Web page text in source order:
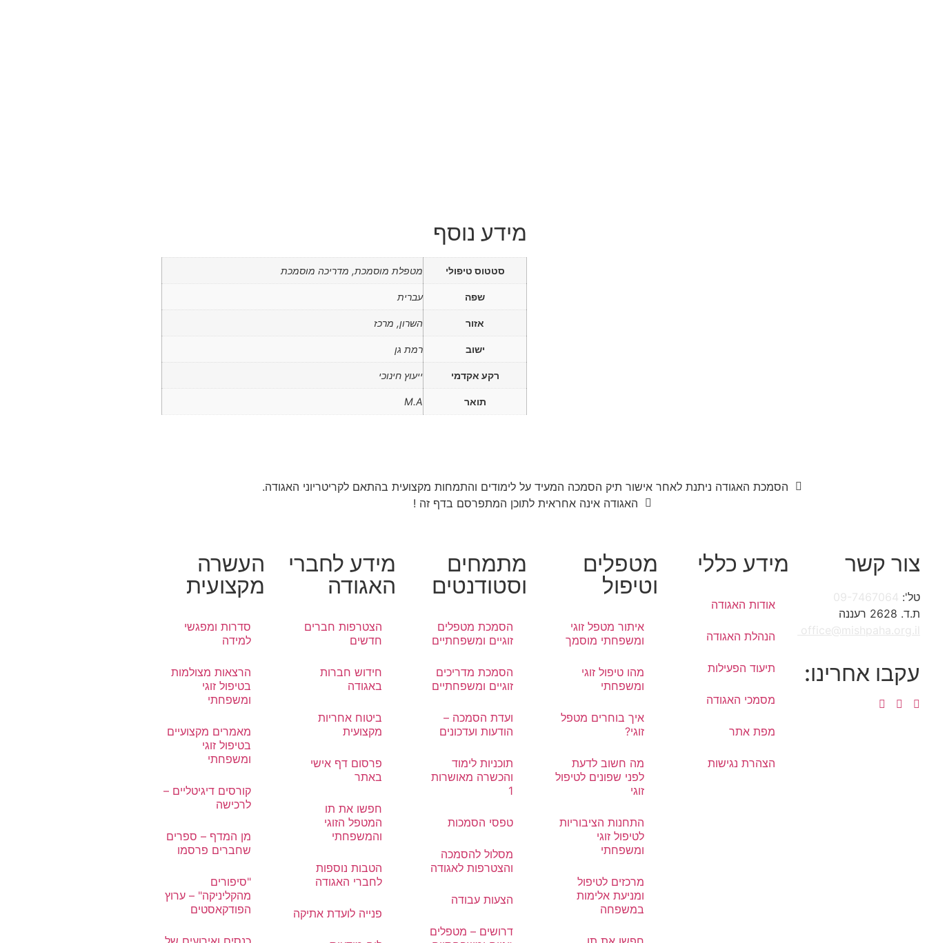
מידע נוסף
סטטוס טיפולי מטפלת מוסמכת, מדריכה מוסמכת
שפה עברית
אזור השרון, מרכז
ישוב רמת גן
רקע אקדמי ייעוץ חינוכי
תואר M.A
הסמכת האגודה ניתנת לאחר אישור תיק הסמכה המעיד על לימודים והתמחות מקצועית בהתאם לקריטריוני האגודה.
האגודה אינה אחראית לתוכן המתפרסם בדף זה !
צור קשר
טל': 09-7467064
ת.ד. 2628 רעננה
office@mishpaha.org.il
עקבו אחרינו:
מידע כללי
אודות האגודה
הנהלת האגודה
תיעוד הפעילות
מסמכי האגודה
מפת אתר
הצהרת נגישות
מטפלים
וטיפול
איתור מטפל זוגי
ומשפחתי מוסמך
מהו טיפול זוגי
ומשפחתי
איך בוחרים מטפל
זוגי?
מה חשוב לדעת
לפני שפונים לטיפול
זוגי
התחנות הציבוריות
לטיפול זוגי
ומשפחתי
מרכזים לטיפול
ומניעת אלימות
במשפחה
מתמחים
וסטודנטים
הסמכת מטפלים
זוגיים ומשפחתיים
הסמכת מדריכים
זוגיים ומשפחתיים
ועדת הסמכה –
הודעות ועדכונים
תוכניות לימוד
והכשרה מאושרות
1
טפסי הסמכות
מסלול להסמכה
והצטרפות לאגודה
הצעות עבודה
דרושים – מטפלים
מידע לחברי
האגודה
הצטרפות חברים
חדשים
חידוש חברות
באגודה
ביטוח אחריות
מקצועית
פרסום דף אישי
באתר
חפשו את תו
המטפל הזוגי
והמשפחתי
הטבות נוספות
לחברי האגודה
פנייה לועדת אתיקה
העשרה
מקצועית
סדרות ומפגשי
למידה
הרצאות מצולמות
בטיפול זוגי
ומשפחתי
מאמרים מקצועיים
בטיפול זוגי
ומשפחתי
קורסים דיגיטליים –
לרכישה
מן המדף – ספרים
שחברים פרסמו
"סיפורים
מהקליניקה" – ערוץ
הפודקאסטים